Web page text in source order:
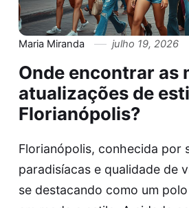
Maria Miranda julho 19, 2026
Onde encontrar as
atualizações de
Florianópolis?
Florianópolis, conhecida por
paradisíacas e qualidade de
se destacando como um